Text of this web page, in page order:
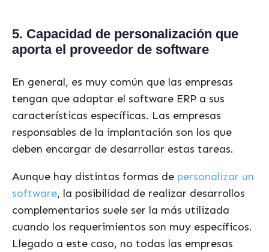
5. Capacidad de personalización que
aporta el proveedor de software
En general, es muy común que las empresas
tengan que adaptar el software ERP a sus
características específicas. Las empresas
responsables de la implantación son los que
deben encargar de desarrollar estas tareas.
Aunque hay distintas formas de personalizar un
software, la posibilidad de realizar desarrollos
complementarios suele ser la más utilizada
cuando los requerimientos son muy específicos.
Llegado a este caso, no todas las empresas